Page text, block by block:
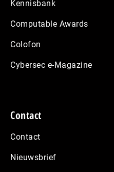
Kennisbank
Computable Awards
Colofon
Cybersec e-Magazine
Contact
Contact
Nieuwsbrief